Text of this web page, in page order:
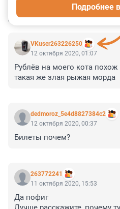
КОММЕНТАРИИ 4
VKuser263226250
Подробнее
12 октября 2020, 01:07
Рублёв на моего кота похож
такая же злая рыжая морда
dedmoroz_5e4d8827384c2
12 октября 2020, 00:37
Билеты почем?
263772241
11 октября 2020, 15:53
Да пофиг